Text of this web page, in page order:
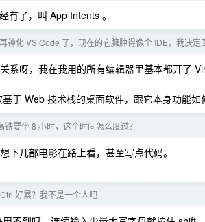
有了，叫 App Intents 。
神化 VS Code 了，现在的它臃肿得像个 IDE，我决定
系呀，我在我用的所有编辑器里基本都开了
于 Web 技术栈的桌面软件，跟它本身功能如
铁要坐 8 小时，这个时间怎么度过？
下几部电影在路上看，甚至写点代码。
好累？我不是一个人吧